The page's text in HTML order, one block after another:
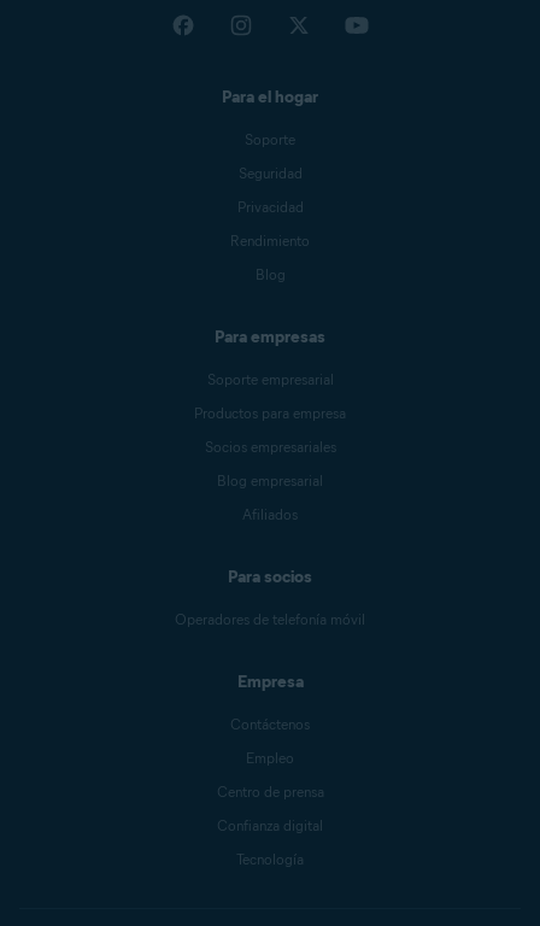
Para el hogar
Soporte
Seguridad
Privacidad
Rendimiento
Blog
Para empresas
Soporte empresarial
Productos para empresa
Socios empresariales
Blog empresarial
Afiliados
Para socios
Operadores de telefonía móvil
Empresa
Contáctenos
Empleo
Centro de prensa
Confianza digital
Tecnología